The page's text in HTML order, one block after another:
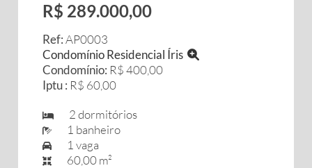
R$ 289.000,00
Ref:AP0003
Condomínio Residencial Íris
Condomínio: R$ 400,00
Iptu : R$ 60,00
2 dormitórios
1 banheiro
1 vaga
60,00 m²